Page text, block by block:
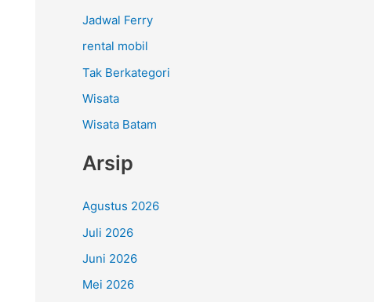
Jadwal Ferry
rental mobil
Tak Berkategori
Wisata
Wisata Batam
Arsip
Agustus 2026
Juli 2026
Juni 2026
Mei 2026